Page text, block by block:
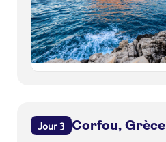
Jour 3 Corfou, Grèce